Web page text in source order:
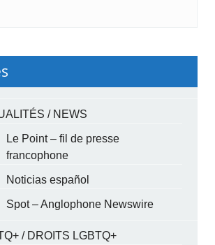
/ NEWS
Le Point – fil de presse
francophone
Noticias español
Spot – Anglophone Newswire
/ DROITS LGBTQ+